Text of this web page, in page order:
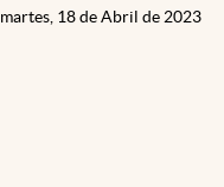
martes, 18 de Abril de 2023